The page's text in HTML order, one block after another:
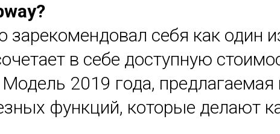
зарекомендовал себя как один
в себе доступную
2019 года,
функций, которые делают